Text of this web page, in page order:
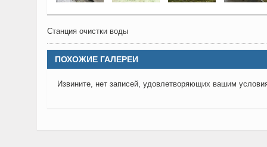
Станция очистки воды
ПОХОЖИЕ ГАЛЕРЕИ
Извините, нет записей, удовлетворяющих вашим